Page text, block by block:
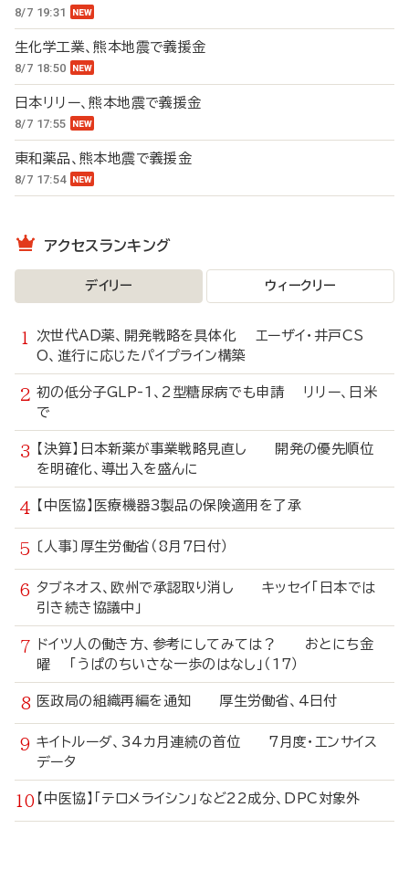
8/7 19:31
生化学工業、熊本地震で義援金
8/7 18:50
日本リリー、熊本地震で義援金
8/7 17:55
東和薬品、熊本地震で義援金
8/7 17:54
アクセスランキング
デイリー ウィークリー
次世代AD薬、開発戦略を具体化 エーザイ・井戸CS
O、進行に応じたパイプライン構築
初の低分子GLP-1、2型糖尿病でも申請 リリー、日米
で
【決算】日本新薬が事業戦略見直し 開発の優先順位
を明確化、導出入を盛んに
【中医協】医療機器3製品の保険適用を了承
〔人事〕厚生労働省（8月7日付）
タブネオス、欧州で承認取り消し キッセイ「日本では
引き続き協議中」
ドイツ人の働き方、参考にしてみては？ おとにち金
曜 「うぱのちいさな一歩のはなし」（17）
医政局の組織再編を通知 厚生労働省、4日付
キイトルーダ、34カ月連続の首位 7月度・エンサイス
データ
【中医協】「テロメライシン」など22成分、DPC対象外